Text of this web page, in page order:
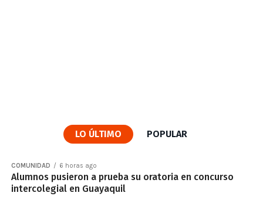
LO ÚLTIMO POPULAR
COMUNIDAD 6 horas ago
Alumnos pusieron a prueba su oratoria en concurso
intercolegial en Guayaquil